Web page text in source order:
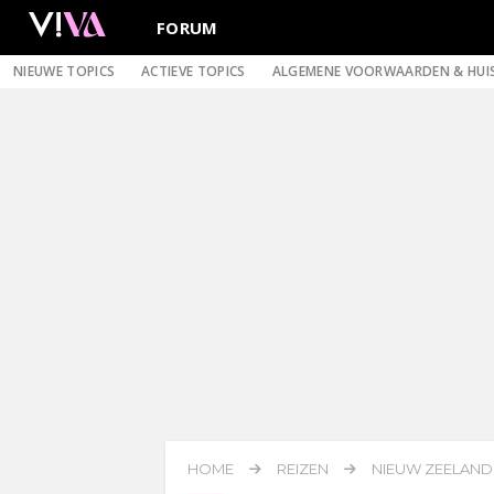
FORUM
NIEUWE TOPICS ACTIEVE TOPICS ALGEMENE VOORWAARDEN &
HOME REIZEN NIEUW ZEELAND